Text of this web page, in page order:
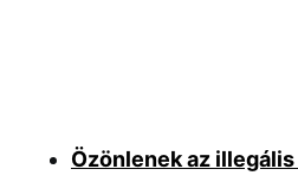
Özönlenek az